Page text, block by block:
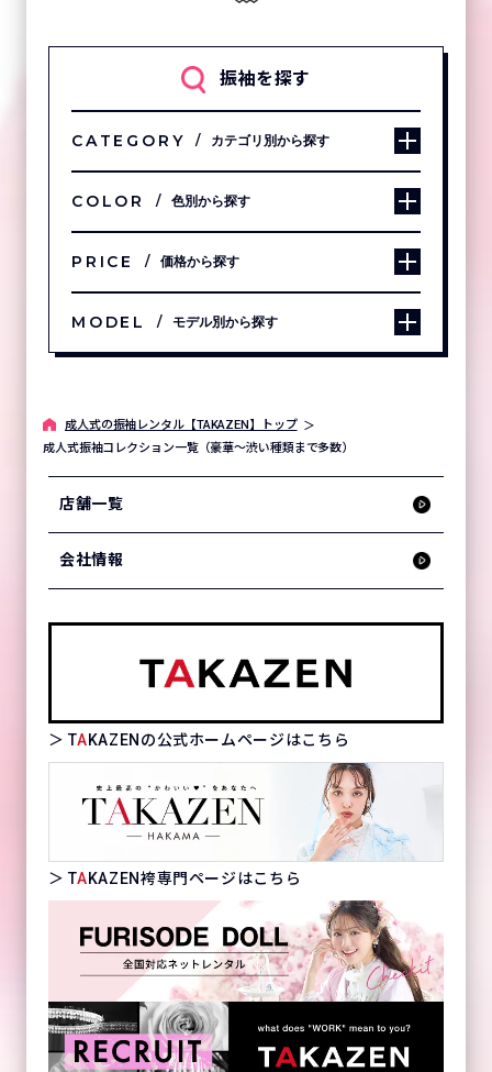
振袖を探す
CATEGORY カテゴリ別から探す
COLOR 色別から探す
PRICE 価格から探す
MODEL モデル別から探す
成⼈式の振袖レンタル【TAKAZEN】トップ
成人式振袖コレクション一覧（豪華～渋い種類まで多数）
店舗一覧
会社情報
＞ TAKAZENの公式ホームページはこちら
＞ TAKAZEN袴専門ページはこちら